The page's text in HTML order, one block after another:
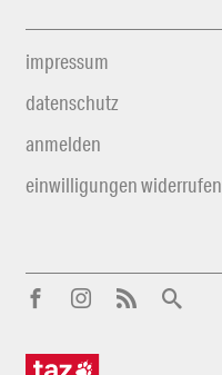
impressum
datenschutz
anmelden
einwilligungen widerrufen